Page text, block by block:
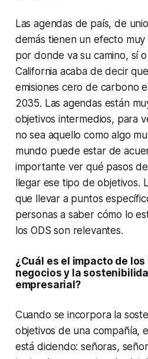
Las agendas de país, de
demás tienen un efecto
por donde va su camino, sí
California acaba de decir
emisiones cero de carbono
2035. Las agendas están
objetivos intermedios, para
no sea aquello como algo
mundo puede estar de
importante ver qué pasos
llegar ese tipo de objetivos.
que llevar a puntos
personas a saber cómo lo
los ODS son relevantes.
¿Cuál es el impacto de
negocios y la
empresarial?
Cuando se incorpora la
objetivos de una compañía,
está diciendo: señoras,